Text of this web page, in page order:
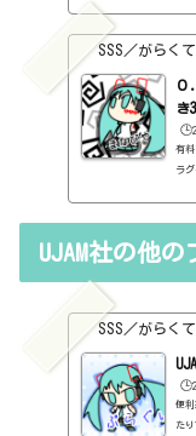
録
表
で
SSS／がらく
０
き
有料
ラ
ン
も
UJAM社の他
SSS／がらく
便利
た